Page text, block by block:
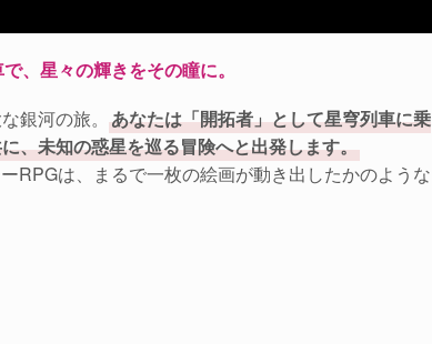
、星々の輝きをその瞳に。
銀河の旅。 あなたは「開拓者」として星穹列車に乗
、未知の惑星を巡る冒険へと出発します。
RPGは、まるで一枚の絵画が動き出したかのような